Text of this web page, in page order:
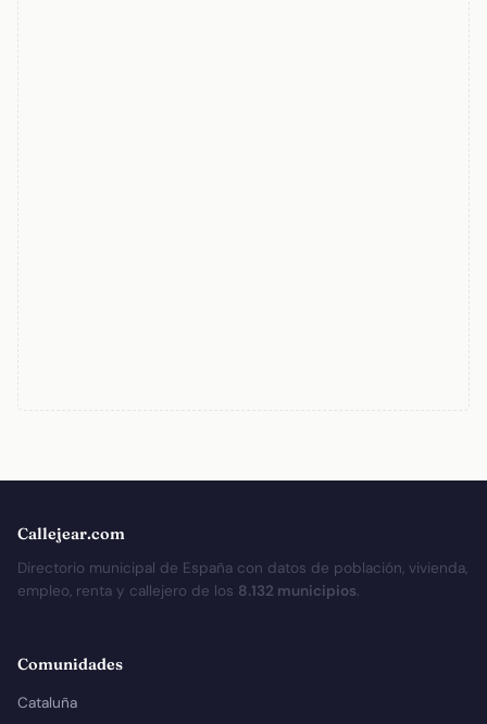
Callejear.com
Directorio municipal de España con datos de población, vivienda,
empleo, renta y callejero de los 8.132 municipios.
Comunidades
Cataluña